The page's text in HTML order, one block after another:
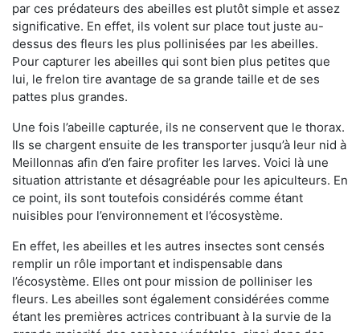
par ces prédateurs des abeilles est plutôt simple et assez
significative. En effet, ils volent sur place tout juste au-
dessus des fleurs les plus pollinisées par les abeilles.
Pour capturer les abeilles qui sont bien plus petites que
lui, le frelon tire avantage de sa grande taille et de ses
pattes plus grandes.
Une fois l’abeille capturée, ils ne conservent que le thorax.
Ils se chargent ensuite de les transporter jusqu’à leur nid à
Meillonnas afin d’en faire profiter les larves. Voici là une
situation attristante et désagréable pour les apiculteurs. En
ce point, ils sont toutefois considérés comme étant
nuisibles pour l’environnement et l’écosystème.
En effet, les abeilles et les autres insectes sont censés
remplir un rôle important et indispensable dans
l’écosystème. Elles ont pour mission de polliniser les
fleurs. Les abeilles sont également considérées comme
étant les premières actrices contribuant à la survie de la